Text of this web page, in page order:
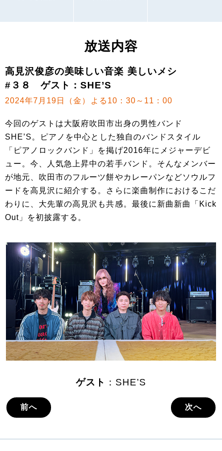
放送内容
高見沢俊彦の美味しい音楽 美しいメシ
#３８ ゲスト：SHE’S
2024年7月19日（金）よる10：30～11：00
今回のゲストは大阪府吹田市出身の男性バンド
SHE’S。ピアノを中心とした独自のバンドスタイル
「ピアノロックバンド」を掲げ2016年にメジャーデビ
ュー。今、人気急上昇中の若手バンド。そんなメンバー
が地元、吹田市のフルーツ餅やカレーパンなどソウルフ
ードを高見沢に紹介する。さらに楽曲制作におけるこだ
わりに、大先輩の高見沢も共感。最後に新曲新曲「Kick
Out」を初披露する。
ゲスト ：SHE’S
前へ 次へ